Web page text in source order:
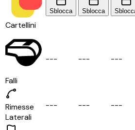
Cartellini
Sblocca Sblocca
Falli
--- --- ---
Rimesse
Laterali
--- --- ---